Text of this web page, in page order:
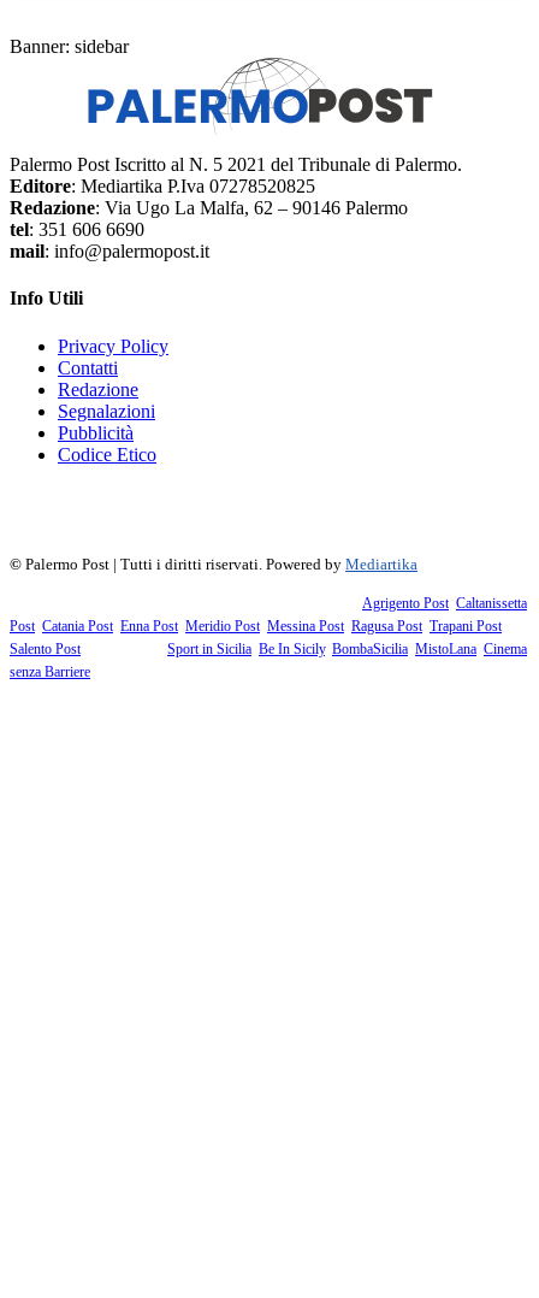
Banner: sidebar
Palermo Post Iscritto al N. 5 2021 del Tribunale di Palermo.
Editore: Mediartika P.Iva 07278520825
Redazione: Via Ugo La Malfa, 62 – 90146 Palermo
tel: 351 606 6690
mail: info@palermopost.it
Info Utili
Privacy Policy
Contatti
Redazione
Segnalazioni
Pubblicità
Codice Etico
© Palermo Post | Tutti i diritti riservati. Powered by Mediartika
Agrigento Post, Caltanissetta
Post, Catania Post, Enna Post, Meridio Post, Messina Post, Ragusa Post, Trapani Post,
Salento Post. I siti tematici: Sport in Sicilia Be In Sicily, BombaSicilia MistoLana Cinema
senza Barriere